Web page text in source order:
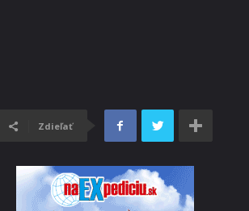
Zdieľať